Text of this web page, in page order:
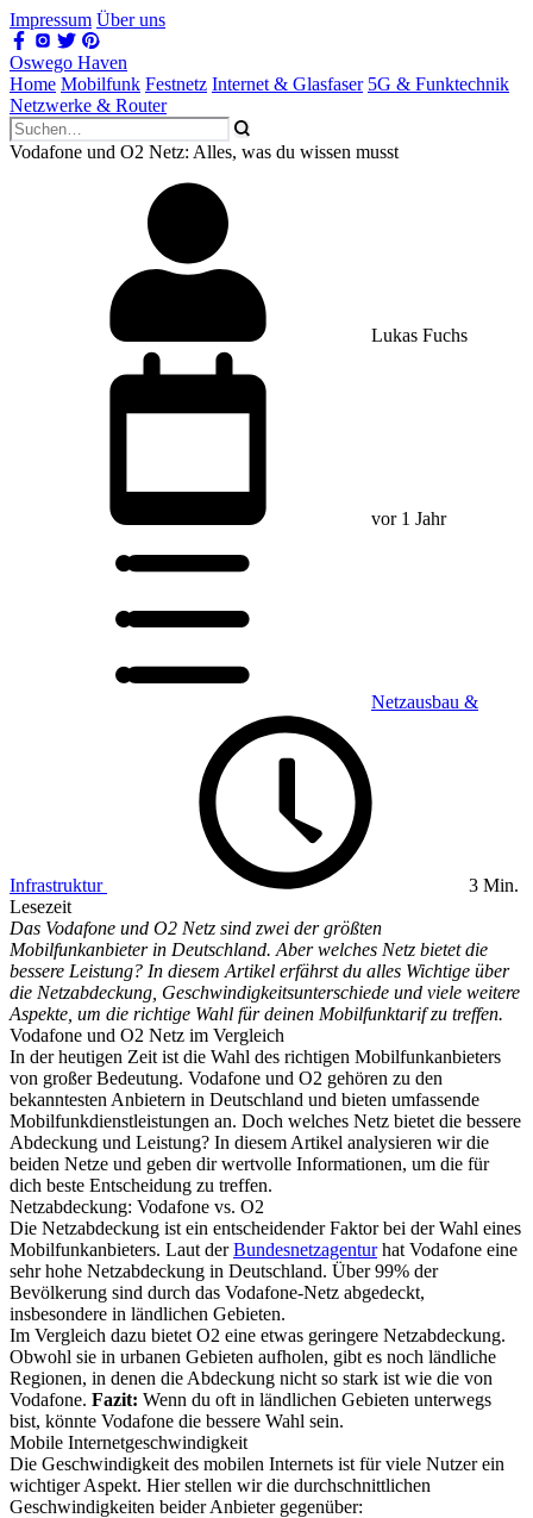
Impressum Über uns
Oswego Haven
Home Mobilfunk Festnetz Internet & Glasfaser 5G & Funktechnik
Netzwerke & Router
Vodafone und O2 Netz: Alles, was du wissen musst
Lukas Fuchs
vor 1 Jahr
Netzausbau &
Infrastruktur
3 Min.
Lesezeit
Das Vodafone und O2 Netz sind zwei der größten
Mobilfunkanbieter in Deutschland. Aber welches Netz bietet die
bessere Leistung? In diesem Artikel erfährst du alles Wichtige über
die Netzabdeckung, Geschwindigkeitsunterschiede und viele weitere
Aspekte, um die richtige Wahl für deinen Mobilfunktarif zu treffen.
Vodafone und O2 Netz im Vergleich
In der heutigen Zeit ist die Wahl des richtigen Mobilfunkanbieters
von großer Bedeutung. Vodafone und O2 gehören zu den
bekanntesten Anbietern in Deutschland und bieten umfassende
Mobilfunkdienstleistungen an. Doch welches Netz bietet die bessere
Abdeckung und Leistung? In diesem Artikel analysieren wir die
beiden Netze und geben dir wertvolle Informationen, um die für
dich beste Entscheidung zu treffen.
Netzabdeckung: Vodafone vs. O2
Die Netzabdeckung ist ein entscheidender Faktor bei der Wahl eines
Mobilfunkanbieters. Laut derBundesnetzagenturhat Vodafone eine
sehr hohe Netzabdeckung in Deutschland. Über 99% der
Bevölkerung sind durch das Vodafone-Netz abgedeckt,
insbesondere in ländlichen Gebieten.
Im Vergleich dazu bietet O2 eine etwas geringere Netzabdeckung.
Obwohl sie in urbanen Gebieten aufholen, gibt es noch ländliche
Regionen, in denen die Abdeckung nicht so stark ist wie die von
Vodafone. Fazit: Wenn du oft in ländlichen Gebieten unterwegs
bist, könnte Vodafone die bessere Wahl sein.
Mobile Internetgeschwindigkeit
Die Geschwindigkeit des mobilen Internets ist für viele Nutzer ein
wichtiger Aspekt. Hier stellen wir die durchschnittlichen
Geschwindigkeiten beider Anbieter gegenüber: